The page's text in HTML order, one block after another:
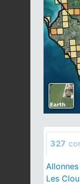
327
Allonnes
Les